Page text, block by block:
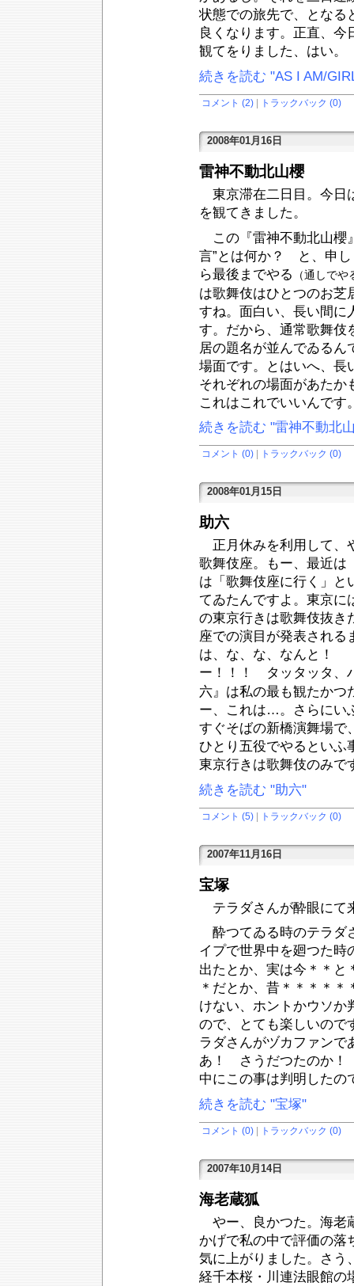
状態での旅先で、となる
良くなります。正直、
観てをりました、はい。
続きを読む "AS I AM/
コメント (2) トラックバック (0)
2008年01月16日
雷神不動北山櫻
東京滞在二日目。今日
を観てきました。
この『雷神不動北山櫻
言”とは何か？ と、申し
ら最後までやる
（通しでや
は歌舞伎はひとつのお芝
すね。面白い、長い間に
す。だから、通常歌舞伎
居の題名が並んでゐるん
場面です。とはいへ、長
それぞれの場面があたか
これはこれでいいんです
続きを読む "雷神不動北
コメント (0) トラックバック (0)
2008年01月15日
助六
正月休みを利用して、
歌舞伎座。もー、最近は
は「歌舞伎座に行く」と
てゐたんですよ。東京
の東京行きは歌舞伎抜
座での演目が発表される
は、な、な、なんと！
ー！！！ タッタッタ、
六』は私の最も観たかつ
ー、これは…。さらにい
すぐそばの新橋演舞場で
ひとり五役でやるとい
東京行きは歌舞伎のみで
続きを読む "助六"
コメント (5) トラックバック (0)
2007年11月16日
宝塚
テラダさんが酔眼にて
酔つてゐる時のテラダ
イプで世界中を廻つた時
出たとか、実は今＊＊と
＊だとか、昔＊＊＊＊
けない、ホントかウソか
ので、とても楽しいので
ラダさんがヅカファンで
あ！ さうだつたのか！
中にこの事は判明した
続きを読む "宝塚"
コメント (0) トラックバック (0)
2007年10月14日
海老蔵狐
やー、良かつた。海老
かげで私の中で評価の落
気に上がりました。さう
経千本桜・川連法眼館の